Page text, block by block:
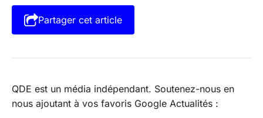
Partager cet article
QDE est un média indépendant. Soutenez-nous en
nous ajoutant à vos favoris Google Actualités :